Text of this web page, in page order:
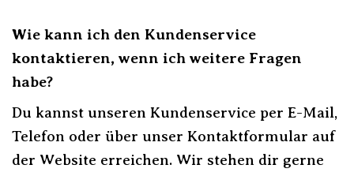
Wie kann ich den Kundenservice
kontaktieren, wenn ich weitere Fragen
habe?
Du kannst unseren Kundenservice per E-Mail,
Telefon oder über unser Kontaktformular auf
der Website erreichen. Wir stehen dir gerne